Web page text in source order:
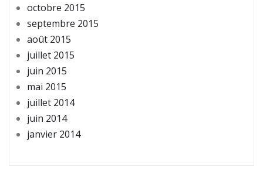
octobre 2015
septembre 2015
août 2015
juillet 2015
juin 2015
mai 2015
juillet 2014
juin 2014
janvier 2014